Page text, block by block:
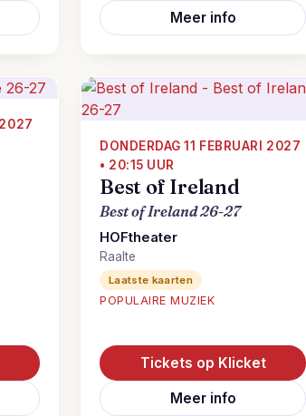
Meer info
DONDERDAG 11 FEBRUARI 2027
• 20:15 UUR
Best of Ireland
Best of Ireland 26-27
HOFtheater
Raalte
Laatste kaarten
POPULAIRE MUZIEK
Tickets op Klicket
Meer info